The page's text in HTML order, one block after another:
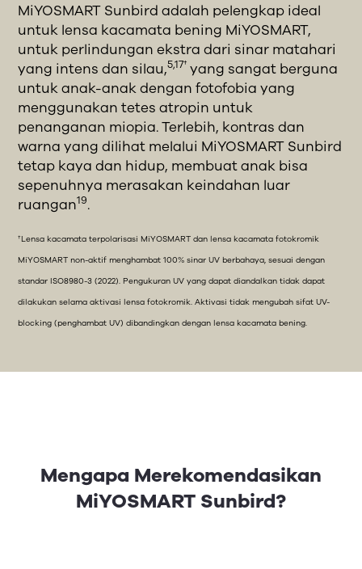
MiYOSMART Sunbird adalah pelengkap ideal
untuk lensa kacamata bening MiYOSMART,
untuk perlindungan ekstra dari sinar matahari
yang intens dan silau,5,17†yang sangat berguna
untuk anak-anak dengan fotofobia yang
menggunakan tetes atropin untuk
penanganan miopia. Terlebih, kontras dan
warna yang dilihat melalui MiYOSMART Sunbird
tetap kaya dan hidup, membuat anak bisa
sepenuhnya merasakan keindahan luar
ruangan19.
†Lensa kacamata terpolarisasi MiYOSMART dan lensa kacamata fotokromik
MiYOSMART non-aktif menghambat 100% sinar UV berbahaya, sesuai dengan
standar ISO8980-3 (2022). Pengukuran UV yang dapat diandalkan tidak dapat
dilakukan selama aktivasi lensa fotokromik. Aktivasi tidak mengubah sifat UV-
blocking (penghambat UV) dibandingkan dengan lensa kacamata bening.
Mengapa Merekomendasikan
MiYOSMART Sunbird?